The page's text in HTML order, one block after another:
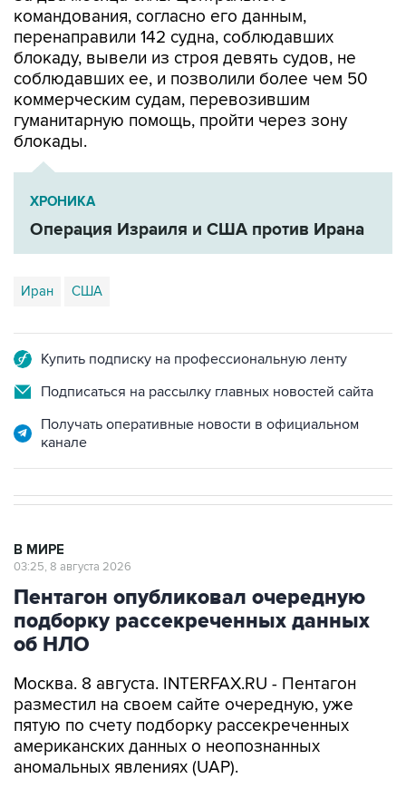
блокаду, вывели из строя девять судов, не
соблюдавших ее, и позволили более чем 50
коммерческим судам, перевозившим
гуманитарную помощь, пройти через зону
блокады.
ХРОНИКА
Операция Израиля и США против Ирана
Иран США
Подписаться на рассылку главных новостей сайта
Получать оперативные новости в официальном
Пентагон опубликовал очередную
подборку рассекреченных данных
об НЛО
Москва. 8 августа. INTERFAX.RU - Пентагон
пятую по счету подборку рассекреченных
американских данных о неопознанных
аномальных явлениях (UAP).
"Министерство войны публикует пятую часть